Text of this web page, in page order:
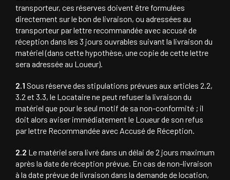
transporteur, ces réserves doivent être formulées
directement sur le bon de livraison, ou adressées au
transporteur par lettre recommandée avec accusé de
réception dans les 3 jours ouvrables suivant la livraison du
matériel (dans cette hypothèse, une copie de cette lettre
sera adressée au Loueur).
2.1 Sous réserve des stipulations prévues aux articles 2.2,
3.2 et 3.3, le Locataire ne peut refuser la livraison du
matériel que pour le seul motif de sa non-conformité ; il
doit alors aviser immédiatement le Loueur de son refus
par lettre Recommandée avec Accusé de Réception.
2.2 Le matériel sera livré dans un délai de 2 jours maximum
après la date de réception prévue. En cas de non-livraison
à la date prévue de livraison dans la demande de location,